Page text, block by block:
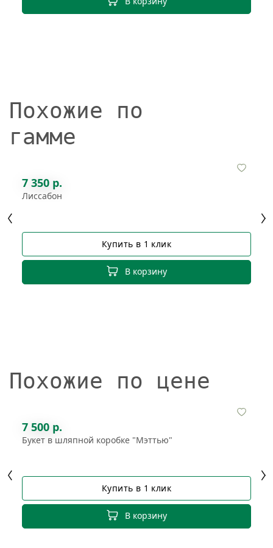
Похожие по
гамме
7 350 р.
Лиссабон
Купить в 1 клик
В корзину
Похожие по цене
7 500 р.
Букет в шляпной коробке "Мэттью"
Купить в 1 клик
В корзину